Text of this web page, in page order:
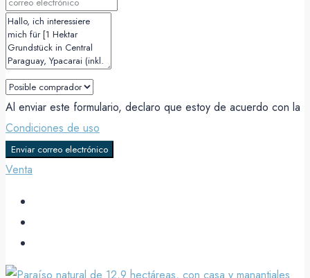
Al enviar este formulario, declaro que estoy de acuerdo con la
Condiciones de uso
Enviar correo electrónico
Venta